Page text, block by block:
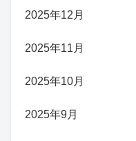
2025年12月
2025年11月
2025年10月
2025年9月